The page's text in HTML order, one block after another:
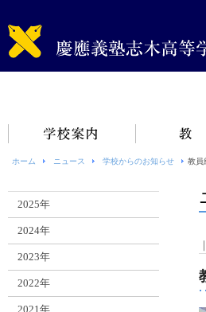
ホーム ニュース 学校からのお知らせ 教員
｜
2025年
2024年
2023年
2022年
2021年